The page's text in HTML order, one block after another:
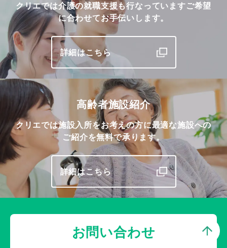
クリエでは介護の就職支援も行なっていますご希望
に合わせてお手伝いします。
詳細はこちら
高齢者施設紹介
クリエでは施設入所をお考えの方に最適な施設への
ご紹介を無料で承ります。
詳細はこちら
お問い合わせ